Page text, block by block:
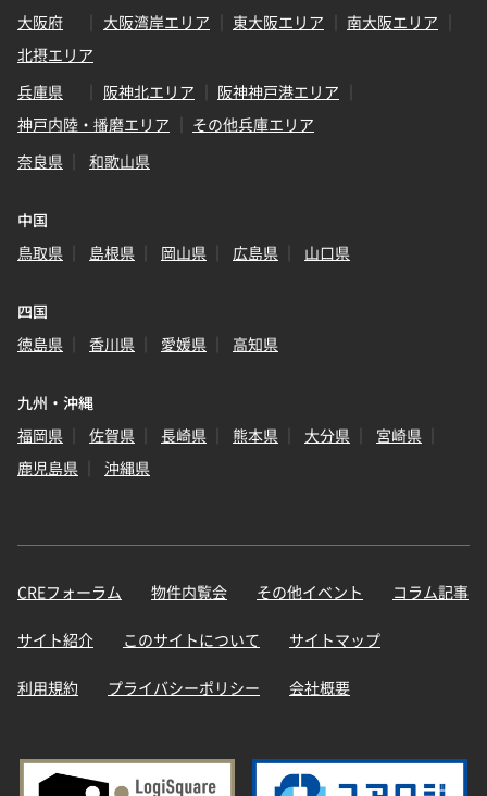
大阪府
大阪湾岸エリア 東大阪エリア
南大阪エリア
北摂エリア
兵庫県
阪神北エリア
阪神神戸港エリア
神戸内陸・播磨エリア
その他兵庫エリア
奈良県
和歌山県
中国
鳥取県
島根県 岡山県 広島県 山口県
四国
徳島県
香川県 愛媛県 高知県
九州・沖縄
福岡県
佐賀県 長崎県 熊本県 大分県
宮崎県
鹿児島県
沖縄県
CREフォーラム 物件内覧会 その他イベント コラム記事
サイト紹介 このサイトについて サイトマップ
利用規約 プライバシーポリシー 会社概要